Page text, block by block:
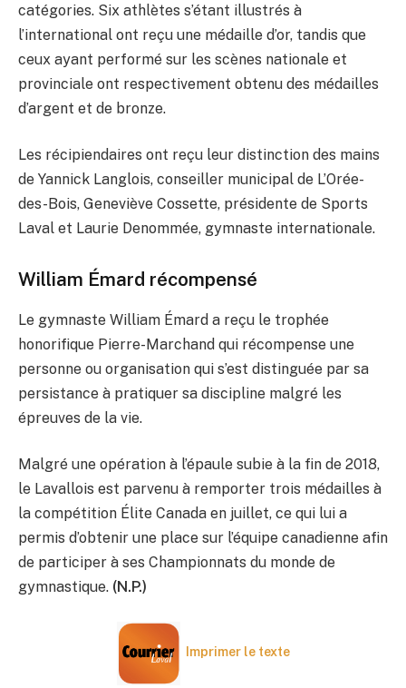
catégories. Six athlètes s’étant illustrés à
l’international ont reçu une médaille d’or, tandis que
ceux ayant performé sur les scènes nationale et
provinciale ont respectivement obtenu des médailles
d’argent et de bronze.
Les récipiendaires ont reçu leur distinction des mains
de Yannick Langlois, conseiller municipal de L’Orée-
des-Bois, Geneviève Cossette, présidente de Sports
Laval et Laurie Denommée, gymnaste internationale.
William Émard récompensé
Le gymnaste William Émard a reçu le trophée
honorifique Pierre-Marchand qui récompense une
personne ou organisation qui s’est distinguée par sa
persistance à pratiquer sa discipline malgré les
épreuves de la vie.
Malgré une opération à l’épaule subie à la fin de 2018,
le Lavallois est parvenu à remporter trois médailles à
la compétition Élite Canada en juillet, ce qui lui a
permis d’obtenir une place sur l’équipe canadienne afin
de participer à ses Championnats du monde de
gymnastique. (N.P.)
Imprimer le texte